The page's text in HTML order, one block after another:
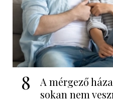
8
A mérgező
sokan nem